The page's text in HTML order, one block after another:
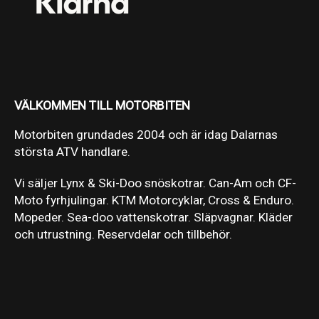
VÄLKOMMEN TILL MOTORBITEN
Motorbiten grundades 2004 och är idag Dalarnas
största ATV handlare.
Vi säljer Lynx & Ski-Doo snöskotrar. Can-Am och CF-
Moto fyrhjulingar. KTM Motorcyklar, Cross & Enduro.
Mopeder. Sea-doo vattenskotrar. Släpvagnar. Kläder
och utrustning. Reservdelar och tillbehör.